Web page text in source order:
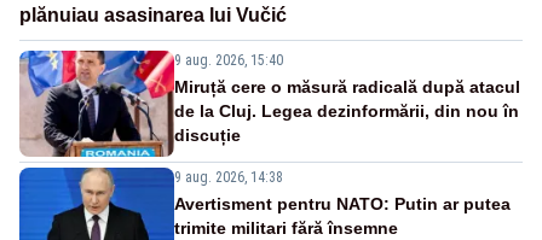
plănuiau asasinarea lui Vučić
9 aug. 2026, 15:40
Miruță cere o măsură radicală după atacul
de la Cluj. Legea dezinformării, din nou în
discuție
9 aug. 2026, 14:38
Avertisment pentru NATO: Putin ar putea
trimite militari fără însemne